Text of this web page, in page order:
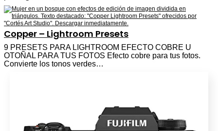
Copper – Lightroom Presets
9 PRESETS PARA LIGHTROOM EFECTO COBRE U
OTOÑAL PARA TUS FOTOS Efecto cobre para tus fotos.
Convierte los tonos verdes…